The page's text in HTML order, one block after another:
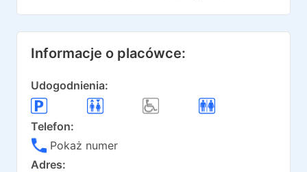
Informacje o placówce:
Udogodnienia:
Telefon:
Pokaż numer
Adres: